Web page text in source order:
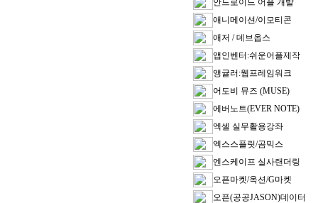
안드로이드 어플 개발
애니메이션/이모티콘
애저 / 데브옵스
앱인벤터:쉬운어플제작
앵귤러:웹프레임워크
어도비 뮤즈 (MUSE)
에버노트(EVER NOTE)
엑셀 실무활용강좌
엑스스플릿/곰믹스
엔스케이프 실사랜더링
오픈마켓/옥션/G마켓
오픈(공공JASON)데이터